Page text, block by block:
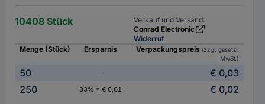
10408 Stück
Verkauf und Versand:
Conrad Electronic
Widerruf
Menge (Stück)
Ersparnis Verpackungspreis (zzgl. gesetzl.
MwSt.)
50 -
€ 0,03
250
33% = € 0,01 € 0,02